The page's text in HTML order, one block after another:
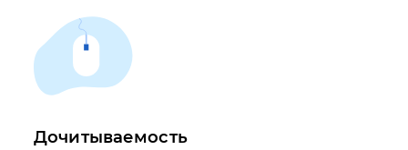
Дочитываемость